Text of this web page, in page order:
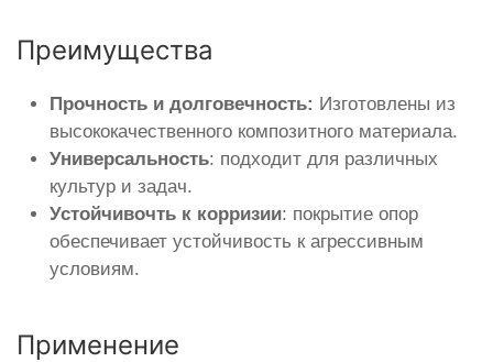
Преимущества
Прочность и долговечность: Изготовлены из
высококачественного композитного материала.
Универсальность: подходит для различных
культур и задач.
Устойчивочть к корризии: покрытие опор
обеспечивает устойчивость к агрессивным
условиям.
Применение